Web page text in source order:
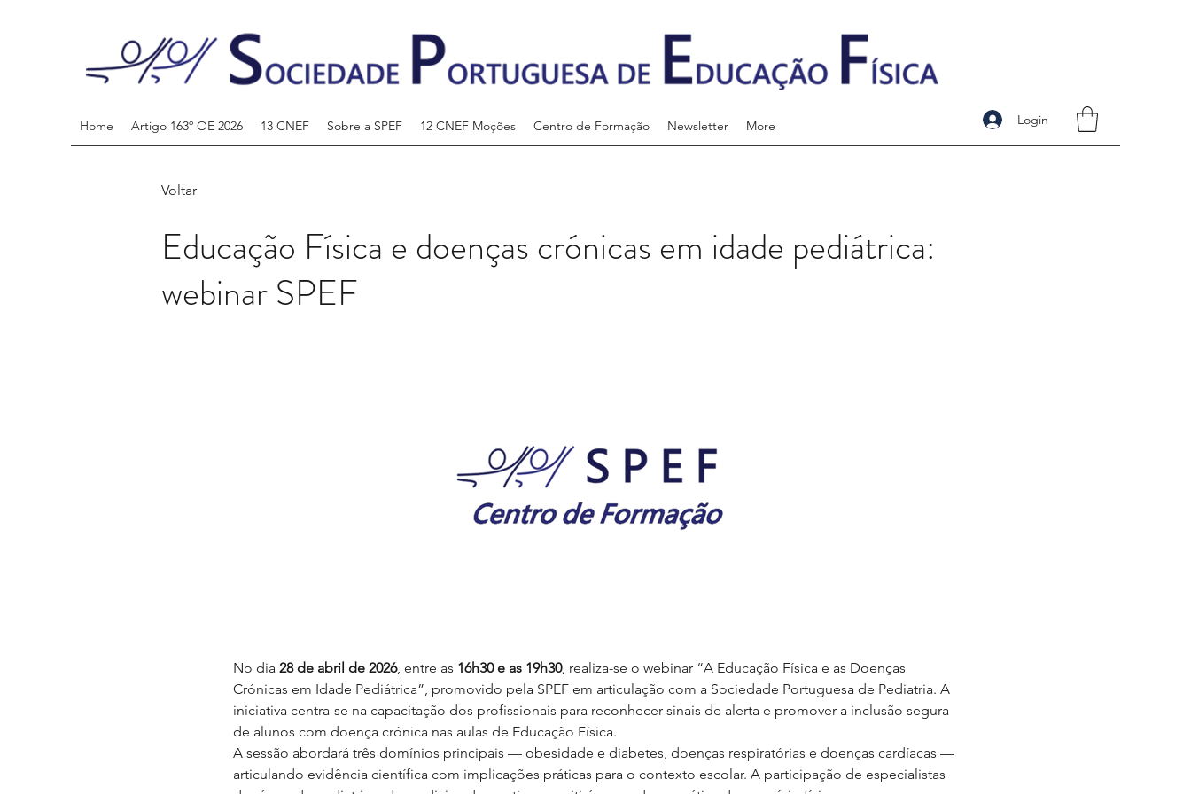
Home Artigo 163º OE 2026 13 CNEF Sobre a SPEF 12 CNEF Moções Centro de Formação Newsletter More Login
Voltar
Educação Física e doenças crónicas em idade pediátrica:
webinar SPEF
No dia 28 de abril de 2026, entre as 16h30 e as 19h30, realiza-se o webinar “A Educação Física e as Doenças
Crónicas em Idade Pediátrica”, promovido pela SPEF em articulação com a Sociedade Portuguesa de Pediatria. A
iniciativa centra-se na capacitação dos profissionais para reconhecer sinais de alerta e promover a inclusão segura
de alunos com doença crónica nas aulas de Educação Física.
A sessão abordará três domínios principais — obesidade e diabetes, doenças respiratórias e doenças cardíacas —
articulando evidência científica com implicações práticas para o contexto escolar. A participação de especialistas